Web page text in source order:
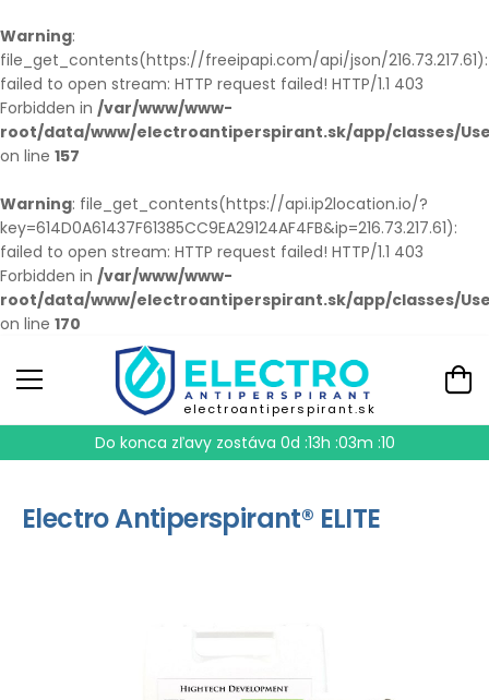
Warning:
file_get_contents(https://freeipapi.com/api/json/216.73.217.61):
failed to open stream: HTTP request failed! HTTP/1.1 403
Forbidden in /var/www/www-
root/data/www/electroantiperspirant.sk/app/classes/
on line 157
Warning: file_get_contents(https://api.ip2location.io/?
key=614D0A61437F61385CC9EA29124AF4FB&ip=216.73.217.61):
failed to open stream: HTTP request failed! HTTP/1.1 403
Forbidden in /var/www/www-
root/data/www/electroantiperspirant.sk/app/classes/
on line 170
electroantiperspirant.sk
Do konca zľavy zostáva 0d :13h :03m :09
Electro Antiperspirant® ELITE